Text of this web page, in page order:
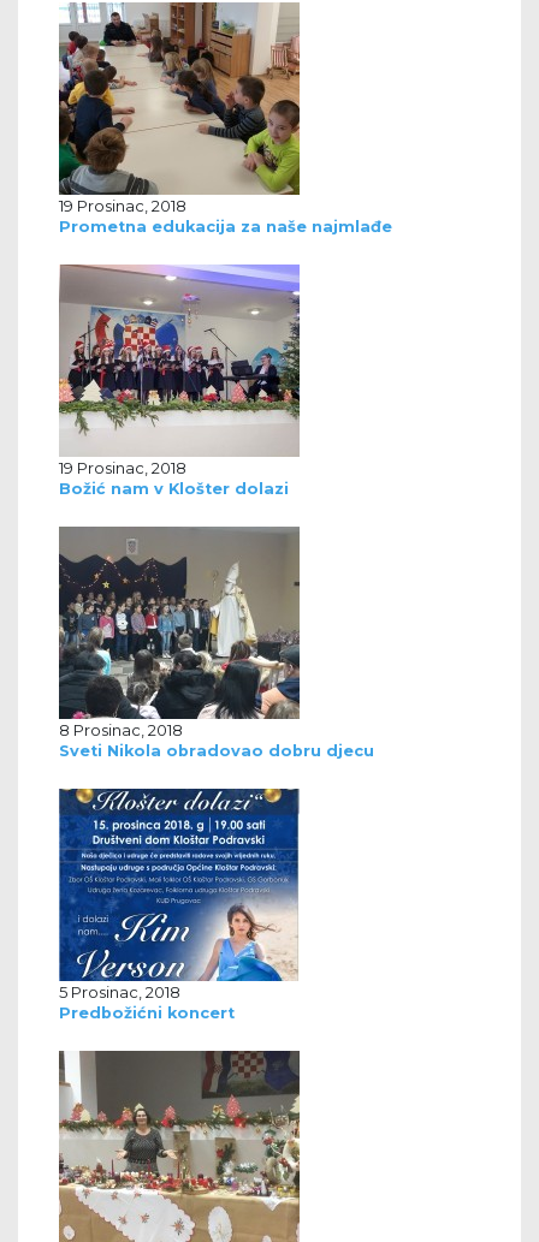
19 Prosinac, 2018
Prometna edukacija za naše najmlađe
19 Prosinac, 2018
Božić nam v Klošter dolazi
8 Prosinac, 2018
Sveti Nikola obradovao dobru djecu
5 Prosinac, 2018
Predbožićni koncert